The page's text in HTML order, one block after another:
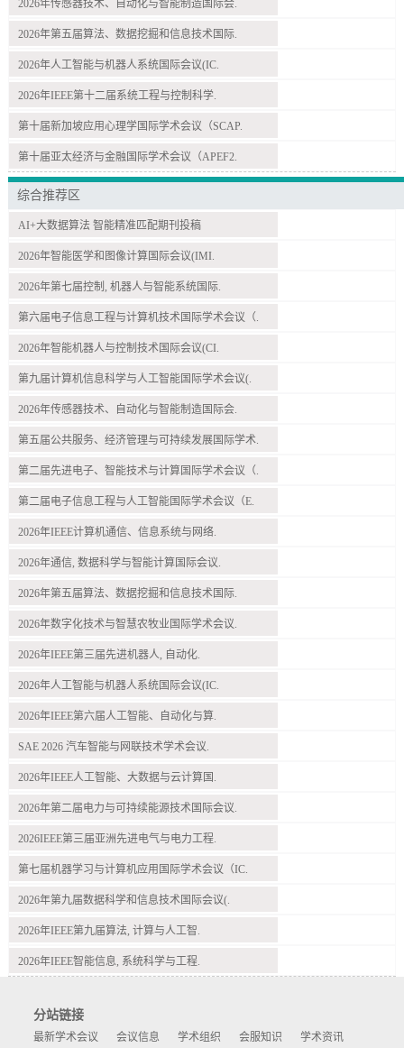
2026年传感器技术、自动化与智能制造国际会.
2026年第五届算法、数据挖掘和信息技术国际.
2026年人工智能与机器人系统国际会议(IC.
2026年IEEE第十二届系统工程与控制科学.
第十届新加坡应用心理学国际学术会议（SCAP.
第十届亚太经济与金融国际学术会议（APEF2.
综合推荐区
AI+大数据算法 智能精准匹配期刊投稿
2026年智能医学和图像计算国际会议(IMI.
2026年第七届控制, 机器人与智能系统国际.
第六届电子信息工程与计算机技术国际学术会议（.
2026年智能机器人与控制技术国际会议(CI.
第九届计算机信息科学与人工智能国际学术会议(.
2026年传感器技术、自动化与智能制造国际会.
第五届公共服务、经济管理与可持续发展国际学术.
第二届先进电子、智能技术与计算国际学术会议（.
第二届电子信息工程与人工智能国际学术会议（E.
2026年IEEE计算机通信、信息系统与网络.
2026年通信, 数据科学与智能计算国际会议.
2026年第五届算法、数据挖掘和信息技术国际.
2026年数字化技术与智慧农牧业国际学术会议.
2026年IEEE第三届先进机器人, 自动化.
2026年人工智能与机器人系统国际会议(IC.
2026年IEEE第六届人工智能、自动化与算.
SAE 2026 汽车智能与网联技术学术会议.
2026年IEEE人工智能、大数据与云计算国.
2026年第二届电力与可持续能源技术国际会议.
2026IEEE第三届亚洲先进电气与电力工程.
第七届机器学习与计算机应用国际学术会议（IC.
2026年第九届数据科学和信息技术国际会议(.
2026年IEEE第九届算法, 计算与人工智.
2026年IEEE智能信息, 系统科学与工程.
分站链接
最新学术会议 会议信息 学术组织 会服知识 学术资讯